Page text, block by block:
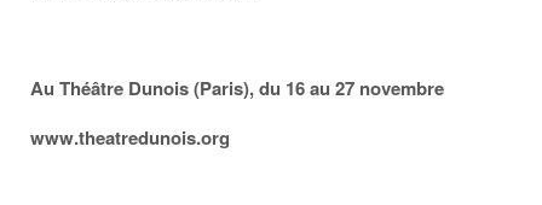
Au Théâtre Dunois (Paris), du 16 au 27 novembre
www.theatredunois.org